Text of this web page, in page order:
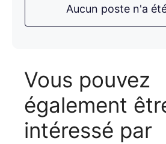
Aucun poste n'a
Vous pouvez
également
intéressé par